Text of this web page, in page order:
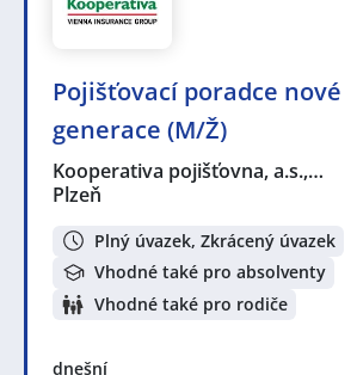
Pojišťovací poradce nové
generace (M/Ž)
Kooperativa pojišťovna, a.s.,…
Plzeň
Plný úvazek, Zkrácený úvazek
Vhodné také pro absolventy
Vhodné také pro rodiče
dnešní